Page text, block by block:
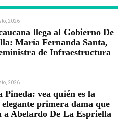
2026
llega al Gobierno De
María Fernanda Santa,
de Infraestructura
2026
Pineda: vea quién es la
primera dama que
a Abelardo De La Espriella